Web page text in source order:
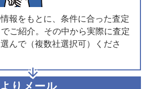
報をもとに、条件に合った査定
ご紹介。その中から実際に査定
んで（複数社選択可）くださ
りメール